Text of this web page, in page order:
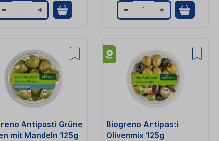
Q
n
t
i
y
Q
n
t
i
y
Antipasti Grüne
mit Mandeln 125g
Biogreno Antipasti
Olivenmix 125g